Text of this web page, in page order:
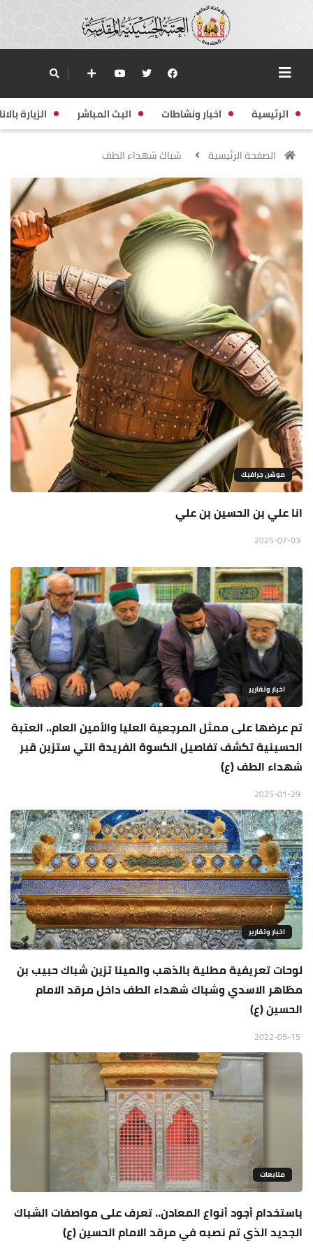
الرئيسية اخبار ونشاطات البث المباشر الزيارة
الصفحة الرئيسية شباك شهداء الطف
موشن جرافيك
انا علي بن الحسين بن علي
اخبار وتقارير
تم عرضها على ممثل المرجعية العليا والأمين العام.. العتبة
الحسينية تكشف تفاصيل الكسوة الفريدة التي ستزين قبر
شهداء الطف (ع)
اخبار وتقارير
لوحات تعريفية مطلية بالذهب والمينا تزين شباك حبيب بن
مظاهر الاسدي وشباك شهداء الطف داخل مرقد الامام
الحسين (ع)
متابعات
باستخدام أجود أنواع المعادن.. تعرف على مواصفات الشباك
الجديد الذي تم نصبه في مرقد الامام الحسين (ع)